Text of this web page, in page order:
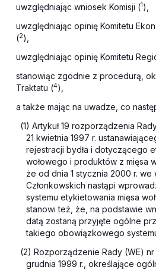
uwzględniając wniosek Komisji (1),
uwzględniając opinię Komitetu
(2),
uwzględniając opinię Komitetu
stanowiąc zgodnie z procedurą,
Traktatu (4),
a także mając na uwadze, co
(1) Artykuł 19 rozporządzenia
21 kwietnia 1997 r.
rejestracji bydła i dotyczącego
wołowego i produktów z mięsa
że od dnia 1 stycznia 2000 r. we
Członkowskich nastąpi
systemu etykietowania mięsa
stanowi też, że, na podstawie
datą zostaną przyjęte ogólne
takiego obowiązkowego
(2) Rozporządzenie Rady (WE)
grudnia 1999 r., określające